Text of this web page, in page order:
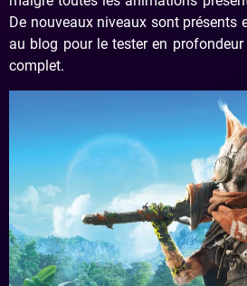
De nouveaux niveaux sont présents
au blog pour le tester en
complet.